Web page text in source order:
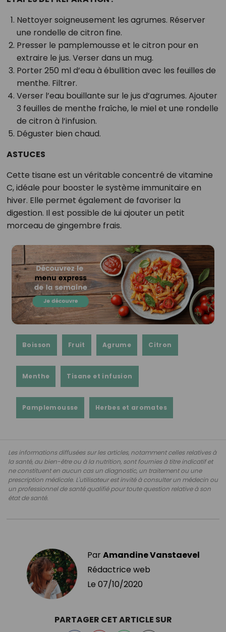
Nettoyer soigneusement les agrumes. Réserver
une rondelle de citron fine.
Presser le pamplemousse et le citron pour en
extraire le jus. Verser dans un mug.
Porter 250 ml d’eau à ébullition avec les feuilles de
menthe. Filtrer.
Verser l’eau bouillante sur le jus d’agrumes. Ajouter
3 feuilles de menthe fraîche, le miel et une rondelle
de citron à l’infusion.
Déguster bien chaud.
ASTUCES
Cette tisane est un véritable concentré de vitamine
C, idéale pour booster le système immunitaire en
hiver. Elle permet également de favoriser la
digestion. Il est possible de lui ajouter un petit
morceau de gingembre frais.
Boisson Fruit Agrume Citron
Menthe Tisane et infusion
Pamplemousse Herbes et aromates
Les informations diffusées sur les articles, notamment celles relatives à
la santé, au bien-être ou à la nutrition, sont fournies à titre indicatif et
ne constituent en aucun cas un diagnostic, un traitement ou une
prescription médicale. L'utilisateur est invité à consulter un médecin ou
un professionnel de santé qualifié pour toute question relative à son
état de santé.
ParAmandine Vanstaevel
Rédactrice web
Le 07/10/2020
PARTAGER CET ARTICLE SUR